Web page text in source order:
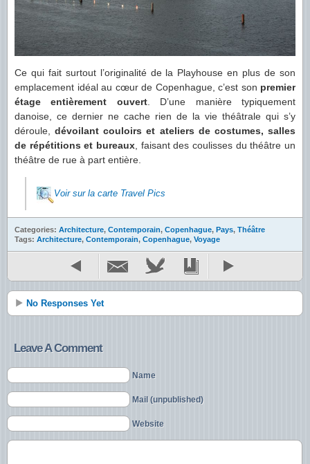
Ce qui fait surtout l’originalité de la Playhouse en plus de son
emplacement idéal au cœur de Copenhague, c’est son premier
étage entièrement ouvert. D’une manière typiquement
danoise, ce dernier ne cache rien de la vie théâtrale qui s’y
déroule,dévoilant couloirs et ateliers de costumes, salles
de répétitions et bureaux , faisant des coulisses du théâtre un
théâtre de rue à part entière.
Voir sur la carte Travel Pics
Categories: Architecture, Contemporain, Copenhague, Pays, Théâtre
Tags: Architecture, Contemporain, Copenhague, Voyage
No Responses Yet
Leave A Comment
Name
Mail (unpublished)
Website